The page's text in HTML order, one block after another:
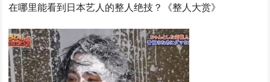
在哪里能看到日本艺人的整人绝技？《整人大赏》